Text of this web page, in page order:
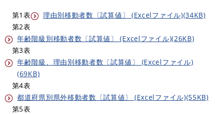
第1表
理由別移動者数〔試算値〕 (Excelファイル)(34KB)
第2表
年齢階級別移動者数〔試算値〕 (Excelファイル)(26KB)
第3表
年齢階級、理由別移動者数〔試算値〕 (Excelファイル)
(69KB)
第4表
都道府県別県外移動者数〔試算値〕 (Excelファイル)(55KB)
第5表